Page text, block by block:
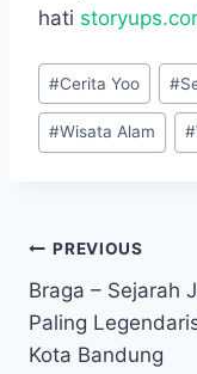
hati
Post
Tags:
#Cerita Yoo #
#Wisata Alam #
Navigasi
pos
PREVIOUS
Braga – Sejarah
Paling
Kota Bandung